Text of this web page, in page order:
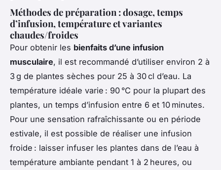
Méthodes de préparation : dosage, temps
d’infusion, température et variantes
chaudes/froides
Pour obtenir les bienfaits d’une infusion
musculaire, il est recommandé d’utiliser environ 2 à
3 g de plantes sèches pour 25 à 30 cl d’eau. La
température idéale varie : 90 °C pour la plupart des
plantes, un temps d’infusion entre 6 et 10 minutes.
Pour une sensation rafraîchissante ou en période
estivale, il est possible de réaliser une infusion
froide : laisser infuser les plantes dans de l’eau à
température ambiante pendant 1 à 2 heures, ou